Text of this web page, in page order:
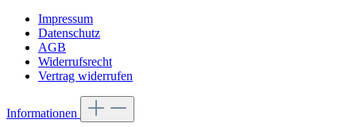
Impressum
Datenschutz
AGB
Widerrufsrecht
Vertrag widerrufen
Informationen